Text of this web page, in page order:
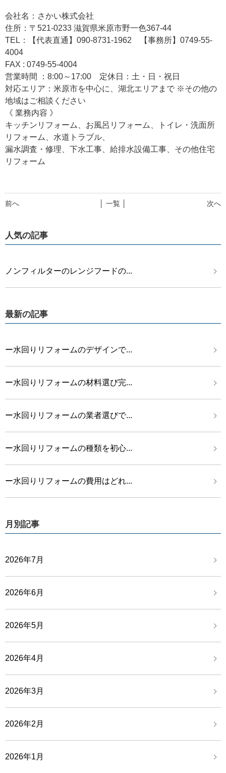
会社名：さかい株式会社
住所：〒521-0233 滋賀県米原市野一色367-44
TEL：【代表直通】090-8731-1962 【事務所】0749-55-
4004
FAX : 0749-55-4004
営業時間 ：8:00～17:00 定休日：土・日・祝日
対応エリア：米原市を中心に、湖北エリアまで ※その他の
地域はご相談ください
《 業務内容 》
キッチンリフォーム、お風呂リフォーム、トイレ・洗面所
リフォーム、水道トラブル、
漏水調査・修理、下水工事、給排水設備工事、その他住宅
リフォーム
前へ 次へ
│ 一覧 │
人気の記事
ノンフィルターのレンジフードの...
最新の記事
ー水回りリフォームのデザインで...
ー水回りリフォームの材料選び完...
ー水回りリフォームの業者選びで...
ー水回りリフォームの種類を初心...
ー水回りリフォームの費用はどれ...
月別記事
2026年7月
2026年6月
2026年5月
2026年4月
2026年3月
2026年2月
2026年1月